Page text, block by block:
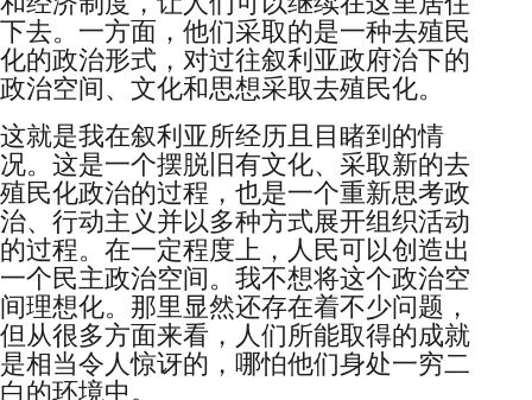
下去。一方面，他们采取的是一种去殖民
化的政治形式，对过往叙利亚政府治下的
政治空间、文化和思想采取去殖民化。
这就是我在叙利亚所经历且目睹到的情
况。这是一个摆脱旧有文化、采取新的去
殖民化政治的过程，也是一个重新思考政
治、行动主义并以多种方式展开组织活动
的过程。在一定程度上，人民可以创造出
一个民主政治空间。我不想将这个政治空
间理想化。那里显然还存在着不少问题，
但从很多方面来看，人们所能取得的成就
是相当令人惊讶的，哪怕他们身处一穷二